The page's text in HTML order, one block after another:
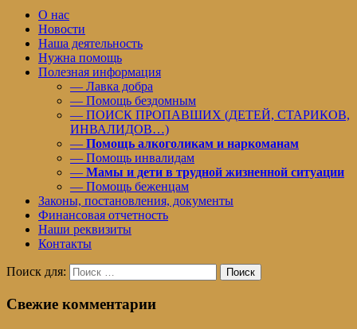
О нас
Новости
Наша деятельность
Нужна помощь
Полезная информация
— Лавка добра
— Помощь бездомным
— ПОИСК ПРОПАВШИХ (ДЕТЕЙ, СТАРИКОВ,
ИНВАЛИДОВ…)
— Помощь алкоголикам и наркоманам
— Помощь инвалидам
— Мамы и дети в трудной жизненной ситуации
— Помощь беженцам
Законы, постановления, документы
Финансовая отчетность
Наши реквизиты
Контакты
Поиск для: Поиск
Свежие комментарии